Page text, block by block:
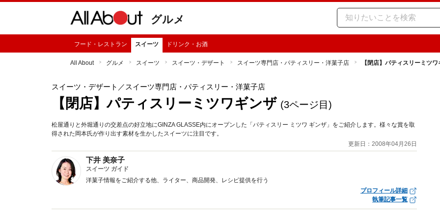
グルメ
フード・レストラン スイーツ ドリンク・お酒
All About グルメ スイーツ スイーツ・デザート スイーツ専門店・パティスリー・洋菓子店 【閉店】パティスリーミツワ
スイーツ・デザート ／スイーツ専門店・パティスリー・洋菓子店
【閉店】パティスリーミツワギンザ (3ページ目)
松屋通りと外堀通りの交差点の好立地にGINZA GLASSE内にオープンした「パティスリー ミツワ ギンザ」をご紹介します。様々な賞を取
得された岡本氏が作り出す素材を生かしたスイーツに注目です。
更新日：2008年04月26日
下井 美奈子
スイーツ ガイド
洋菓子情報をご紹介する他、ライター、商品開発、レシピ提供を行う
プロフィール詳細
執筆記事一覧